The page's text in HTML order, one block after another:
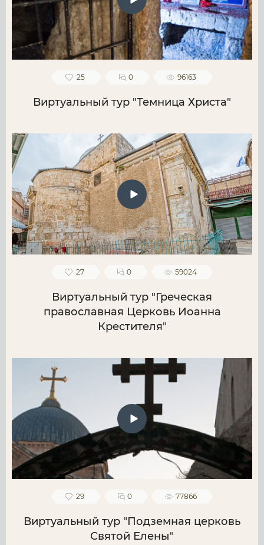
25 0 96163
Виртуальный тур "Темница Христа"
27 0 59024
Виртуальный тур "Греческая
православная Церковь Иоанна
Крестителя"
29 0 77866
Виртуальный тур "Подземная церковь
Святой Елены"